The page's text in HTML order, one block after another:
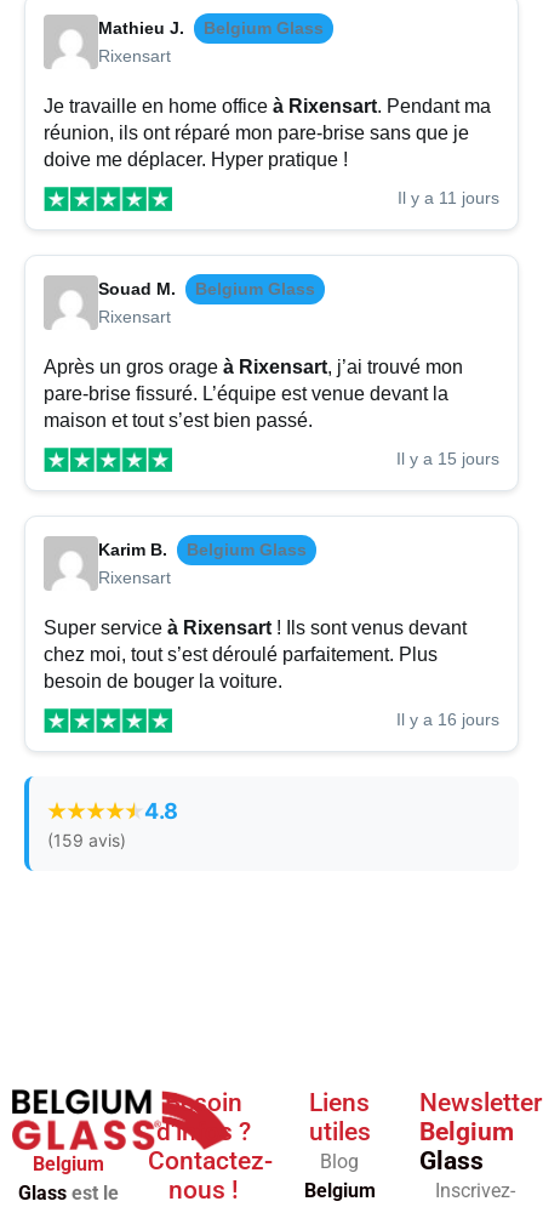
Mathieu J.
Belgium Glass
Rixensart
Je travaille en home office à Rixensart. Pendant ma
réunion, ils ont réparé mon pare-brise sans que je
doive me déplacer. Hyper pratique !
Il y a 11 jours
Souad M.
Belgium Glass
Rixensart
Après un gros orage à Rixensart, j’ai trouvé mon
pare-brise fissuré. L’équipe est venue devant la
maison et tout s’est bien passé.
Il y a 15 jours
Karim B.
Belgium Glass
Rixensart
Super service à Rixensart ! Ils sont venus devant
chez moi, tout s’est déroulé parfaitement. Plus
besoin de bouger la voiture.
Il y a 16 jours
4.8
(159 avis)
Belgium
Glassest le
Besoin
d'infos ?
Contactez-
nous !
Liens
utiles
Blog
Belgium
Newsletter
Belgium
Glass
Inscrivez-